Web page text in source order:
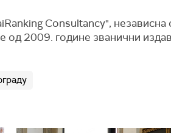
Consultancy",
од 2009. године званични